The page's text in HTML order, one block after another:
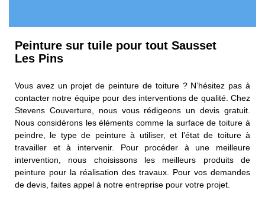
Peinture sur tuile pour tout Sausset
Les Pins
Vous avez un projet de peinture de toiture ? N’hésitez pas à
contacter notre équipe pour des interventions de qualité. Chez
Stevens Couverture, nous vous rédigeons un devis gratuit.
Nous considérons les éléments comme la surface de toiture à
peindre, le type de peinture à utiliser, et l’état de toiture à
travailler et à intervenir. Pour procéder à une meilleure
intervention, nous choisissons les meilleurs produits de
peinture pour la réalisation des travaux. Pour vos demandes
de devis, faites appel à notre entreprise pour votre projet.